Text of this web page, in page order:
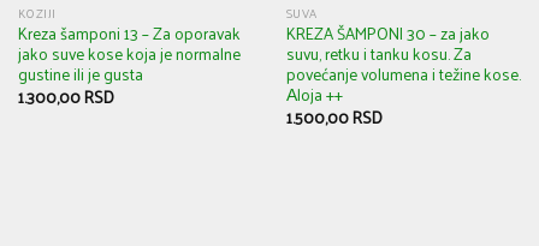
KOZIJI
Kreza šamponi 13 – Za oporavak
jako suve kose koja je normalne
gustine ili je gusta
1.300,00RSD
SUVA
KREZA ŠAMPONI 30 – za jako
suvu, retku i tanku kosu. Za
povećanje volumena i težine kose.
Аloja ++
1.500,00RSD